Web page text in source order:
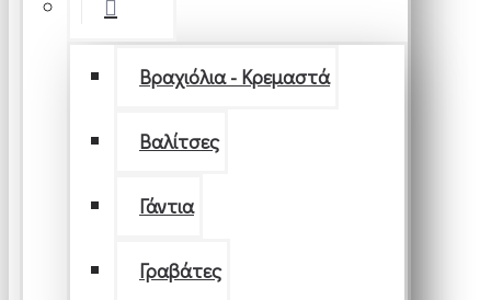
Βραχιόλια - Κρεμαστά
Βαλίτσες
Γάντια
Γραβάτες